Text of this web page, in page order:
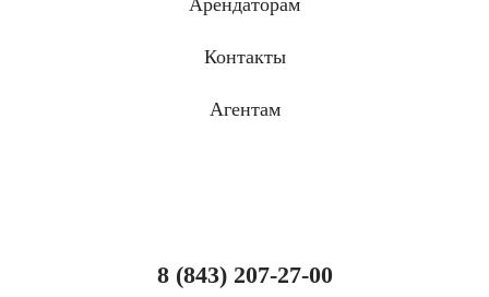
Контакты
Агентам
8 (843) 207-27-00